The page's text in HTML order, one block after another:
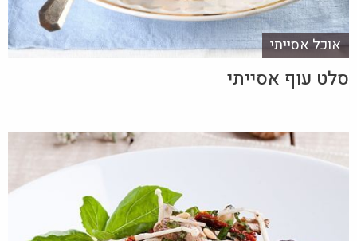
אוכל אסייתי
סלט עוף אסייתי